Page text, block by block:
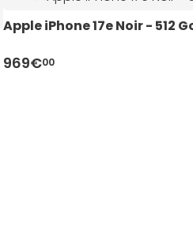
Apple iPhone 17e Noir - 512
969€00